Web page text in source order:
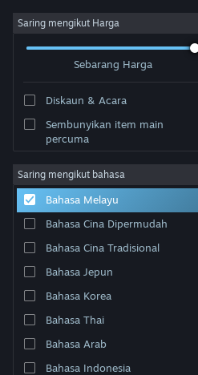
Sign in
Tentang
Sokongan
Ubah bahasa
Dapatkan Steam Mobile App
Lihat laman web desktop
Saring mengikut Harga
Sebarang Harga
Diskaun & Acara
Sembunyikan item main
percuma
Saring mengikut bahasa
Bahasa Melayu
Bahasa Cina Dipermudah
Bahasa Cina Tradisional
Bahasa Jepun
Bahasa Korea
Bahasa Thai
Bahasa Arab
Bahasa Indonesia
Pembangun: Skeleboom Project
Susun mengikut Perkaitan
0 hasil sepadan dengan carian anda. 2
berdasarkan pilihan anda.